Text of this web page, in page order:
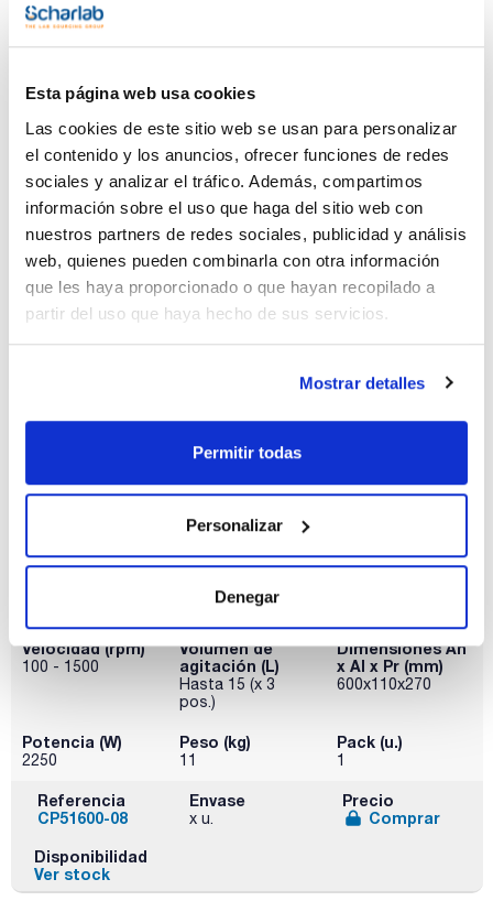
Esta página web usa cookies
Las cookies de este sitio web se usan para personalizar
el contenido y los anuncios, ofrecer funciones de redes
sociales y analizar el tráfico. Además, compartimos
información sobre el uso que haga del sitio web con
nuestros partners de redes sociales, publicidad y análisis
web, quienes pueden combinarla con otra información
que les haya proporcionado o que hayan recopilado a
partir del uso que haya hecho de sus servicios.
Mostrar detalles
Permitir todas
Personalizar
Denegar
Volumen de agitación (L)
Hasta 15 (x 3 pos.)(1)
600x110x270(1)
Potencia (W)
2250(1)
Peso (kg)
Modelo
SHP-200
Dim. placa
AnxPr (mm)
160x160
Rango de
temperaturas
Velocidad (rpm)
100 - 1500
Volumen de
agitación (L)
Hasta 15 (x 3
pos.)
Dimensiones An
x Al x Pr (mm)
600x110x270
Potencia (W)
2250
Peso (kg)
11
Pack (u.)
1
Referencia
CP51600-08
Envase
x u.
Precio
Comprar
Disponibilidad
Ver stock